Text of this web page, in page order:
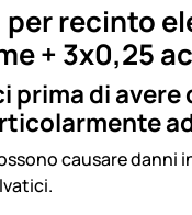
per recinto
+ 3x0,25
di
causare